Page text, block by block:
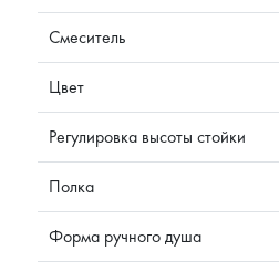
Смеситель
Цвет
Регулировка высоты стойки
Полка
Форма ручного душа